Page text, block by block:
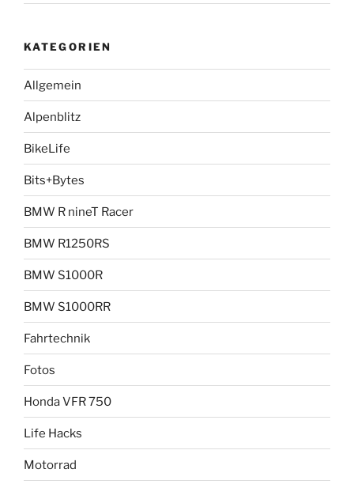
KATEGORIEN
Allgemein
Alpenblitz
BikeLife
Bits+Bytes
BMW R nineT Racer
BMW R1250RS
BMW S1000R
BMW S1000RR
Fahrtechnik
Fotos
Honda VFR 750
Life Hacks
Motorrad